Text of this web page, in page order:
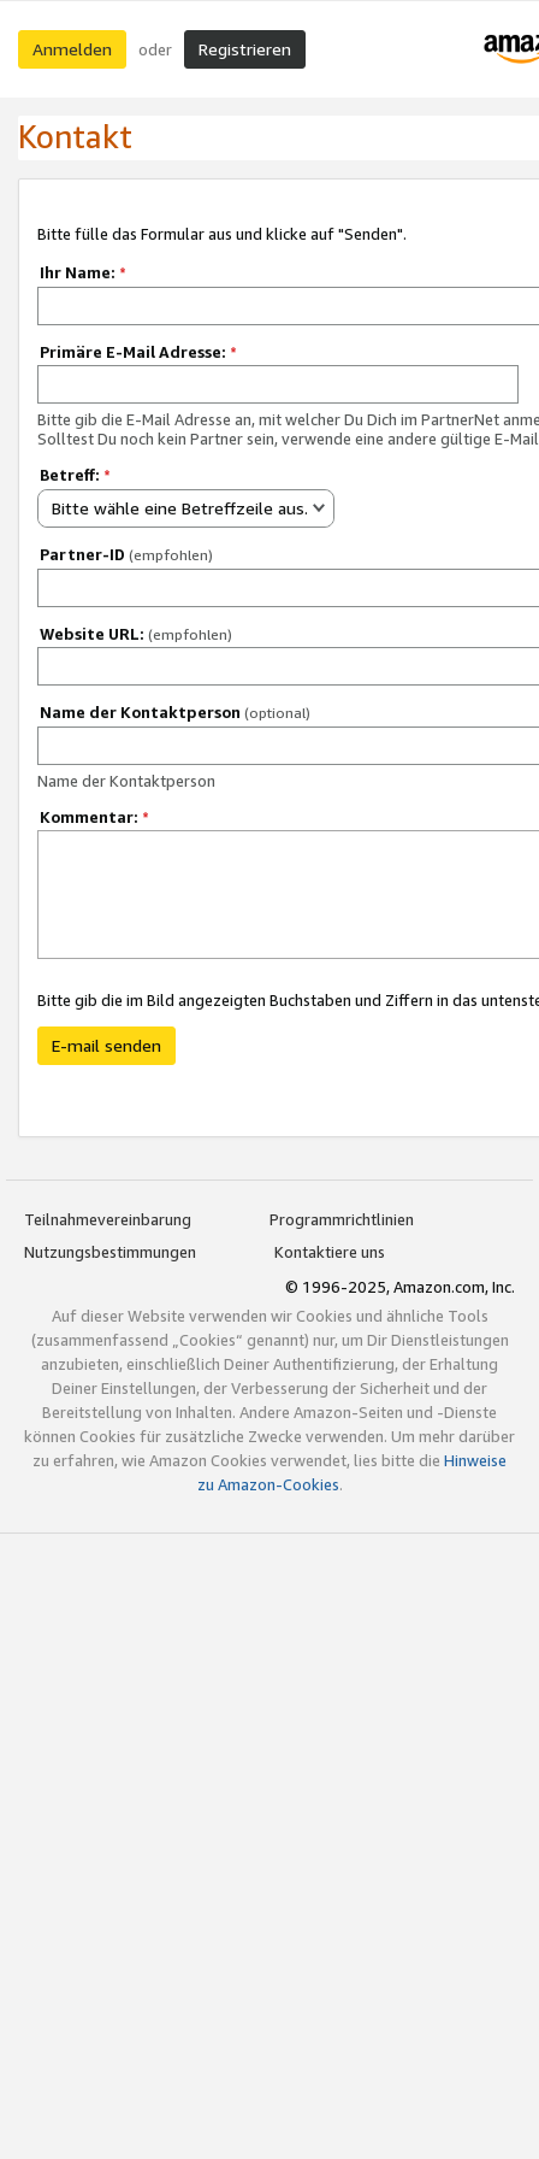
Anmelden oder Registrieren
Kontakt
Bitte fülle das Formular aus und klicke auf "Senden".
Ihr Name: *
Primäre E-Mail Adresse: *
Bitte gib die E-Mail Adresse an, mit welcher Du Dich im PartnerNet
Solltest Du noch kein Partner sein, verwende eine andere gültige E-
Betreff: *
Bitte wähle eine Betreffzeile aus.
Partner-ID (empfohlen)
Website URL: (empfohlen)
Name der Kontaktperson (optional)
Name der Kontaktperson
Kommentar: *
Bitte gib die im Bild angezeigten Buchstaben und Ziffern in das
E-mail senden
Teilnahmevereinbarung
Programmrichtlinien
Nutzungsbestimmungen
Kontaktiere uns
© 1996-2025, Amazon.com, Inc.
Auf dieser Website verwenden wir Cookies und ähnliche Tools
(zusammenfassend „Cookies“ genannt) nur, um Dir Dienstleistungen
anzubieten, einschließlich Deiner Authentifizierung, der Erhaltung
Deiner Einstellungen, der Verbesserung der Sicherheit und der
Bereitstellung von Inhalten. Andere Amazon-Seiten und -Dienste
können Cookies für zusätzliche Zwecke verwenden. Um mehr darüber
zu erfahren, wie Amazon Cookies verwendet, lies bitte die Hinweise
zu Amazon-Cookies.